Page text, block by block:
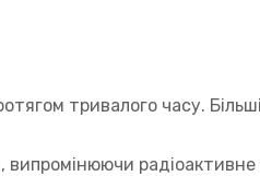
тривалого часу.
випромінюючи